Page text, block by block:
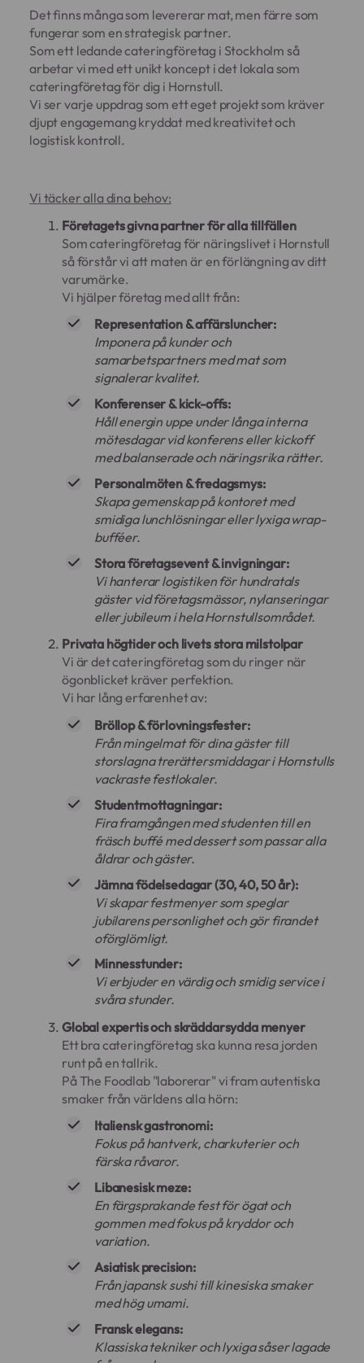
Det finns många som levererar mat, men färre som
fungerar som en strategisk partner.
Som ett ledande cateringföretag i Stockholm så
arbetar vi med ett unikt koncept i det lokala som
cateringföretag för dig i Hornstull.
Vi ser varje uppdrag som ett eget projekt som kräver
djupt engagemang kryddat med kreativitet och
logistisk kontroll.
Vi täcker alla dina behov:
Företagets givna partner för alla tillfällen
Som cateringföretag för näringslivet i Hornstull
så förstår vi att maten är en förlängning av ditt
varumärke.
Vi hjälper företag med allt från:
Representation & affärsluncher:
Imponera på kunder och
samarbetspartners med mat som
signalerar kvalitet.
Konferenser & kick-offs:
Håll energin uppe under långa interna
mötesdagar vid konferens eller kickoff
med balanserade och näringsrika rätter.
Personalmöten & fredagsmys:
Skapa gemenskap på kontoret med
smidiga lunchlösningar eller lyxiga wrap-
bufféer.
Stora företagsevent & invigningar:
Vi hanterar logistiken för hundratals
gäster vid företagsmässor, nylanseringar
eller jubileum i hela Hornstullsområdet.
Privata högtider och livets stora milstolpar
Vi är det cateringföretag som du ringer när
ögonblicket kräver perfektion.
Vi har lång erfarenhet av:
Bröllop & förlovningsfester:
Från mingelmat för dina gäster till
storslagna trerättersmiddagar i Hornstulls
vackraste festlokaler.
Studentmottagningar:
Fira framgången med studenten till en
fräsch buffé med dessert som passar alla
åldrar och gäster.
Jämna födelsedagar (30, 40, 50 år):
Vi skapar festmenyer som speglar
jubilarens personlighet och gör firandet
oförglömligt.
Minnesstunder:
Vi erbjuder en värdig och smidig service i
svåra stunder.
Global expertis och skräddarsydda menyer
Ett bra cateringföretag ska kunna resa jorden
runt på en tallrik.
På The Foodlab "laborerar" vi fram autentiska
smaker från världens alla hörn:
Italiensk gastronomi:
Fokus på hantverk, charkuterier och
färska råvaror.
Libanesisk meze:
En färgsprakande fest för ögat och
gommen med fokus på kryddor och
variation.
Asiatisk precision:
Från japansk sushi till kinesiska smaker
med hög umami.
Fransk elegans:
Klassiska tekniker och lyxiga såser lagade